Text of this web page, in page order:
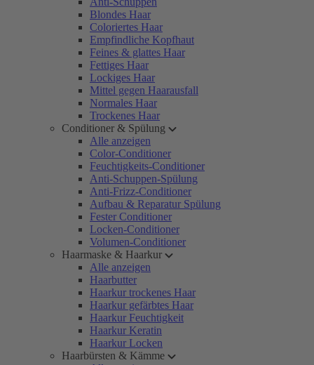
Blondes Haar
Coloriertes Haar
Empfindliche Kopfhaut
Feines & glattes Haar
Fettiges Haar
Lockiges Haar
Mittel gegen Haarausfall
Normales Haar
Trockenes Haar
Conditioner & Spülung
Alle anzeigen
Color-Conditioner
Feuchtigkeits-Conditioner
Anti-Schuppen-Spülung
Anti-Frizz-Conditioner
Aufbau & Reparatur Spülung
Fester Conditioner
Locken-Conditioner
Volumen-Conditioner
Haarmaske & Haarkur
Alle anzeigen
Haarbutter
Haarkur trockenes Haar
Haarkur gefärbtes Haar
Haarkur Feuchtigkeit
Haarkur Keratin
Haarkur Locken
Haarbürsten & Kämme